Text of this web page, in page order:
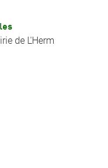
de L'Herm